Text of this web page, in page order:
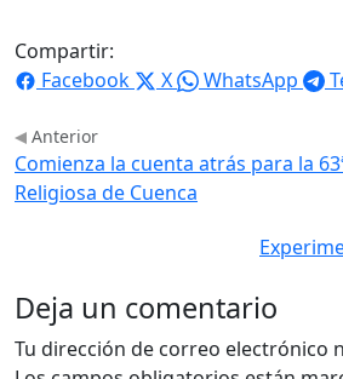
Compartir:
Facebook
X WhatsApp
Anterior
Comienza la cuenta atrás para la
Religiosa de Cuenca
Deja un comentario
Tu dirección de correo electrónico